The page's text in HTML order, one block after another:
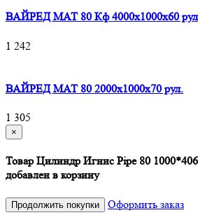
ВАЙРЕД МАТ 80 Кф 4000x1000x60
1 242
ВАЙРЕД МАТ 80 2000x1000x70 рул.
1 305
×
Товар Цилиндр Игнис Pipe 80
добавлен в корзину
Продолжить покупки
Оформить заказ